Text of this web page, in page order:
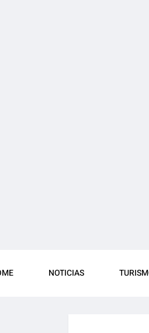
NOTICIAS